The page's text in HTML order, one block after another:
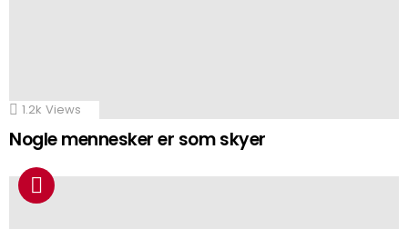
1.2k Views
Nogle mennesker er som skyer